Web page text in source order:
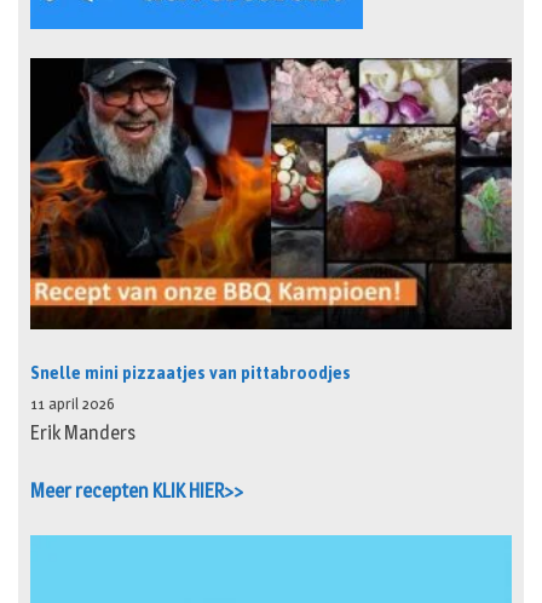
Snelle mini pizzaatjes van pittabroodjes
11 april 2026
Erik Manders
Meer recepten KLIK HIER>>